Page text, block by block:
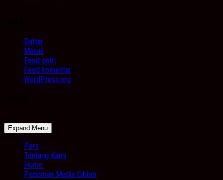
Daftar
Masuk
Feed entri
Feed komentar
WordPress.org
Expand Menu
Pers
Tentang Kami
Home
Pedoman Media Sibber